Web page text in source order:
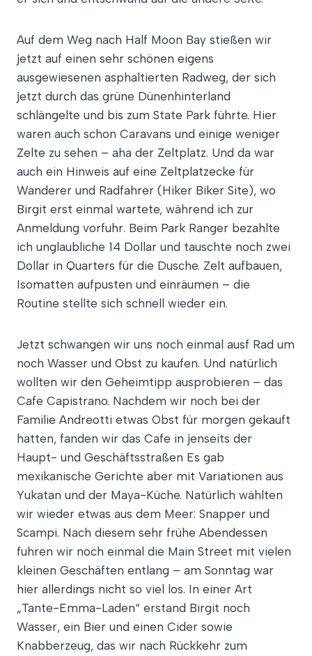
Auf dem Weg nach Half Moon Bay stießen wir
jetzt auf einen sehr schönen eigens
ausgewiesenen asphaltierten Radweg, der sich
jetzt durch das grüne Dünenhinterland
schlängelte und bis zum State Park führte. Hier
waren auch schon Caravans und einige weniger
Zelte zu sehen – aha der Zeltplatz. Und da war
auch ein Hinweis auf eine Zeltplatzecke für
Wanderer und Radfahrer (Hiker Biker Site), wo
Birgit erst einmal wartete, während ich zur
Anmeldung vorfuhr. Beim Park Ranger bezahlte
ich unglaubliche 14 Dollar und tauschte noch zwei
Dollar in Quarters für die Dusche. Zelt aufbauen,
Isomatten aufpusten und einräumen – die
Routine stellte sich schnell wieder ein.
Jetzt schwangen wir uns noch einmal ausf Rad um
noch Wasser und Obst zu kaufen. Und natürlich
wollten wir den Geheimtipp ausprobieren – das
Cafe Capistrano. Nachdem wir noch bei der
Familie Andreotti etwas Obst für morgen gekauft
hatten, fanden wir das Cafe in jenseits der
Haupt- und Geschäftsstraßen Es gab
mexikanische Gerichte aber mit Variationen aus
Yukatan und der Maya-Küche. Natürlich wählten
wir wieder etwas aus dem Meer: Snapper und
Scampi. Nach diesem sehr frühe Abendessen
fuhren wir noch einmal die Main Street mit vielen
kleinen Geschäften entlang – am Sonntag war
hier allerdings nicht so viel los. In einer Art
„Tante-Emma-Laden“ erstand Birgit noch
Wasser, ein Bier und einen Cider sowie
Knabberzeug, das wir nach Rückkehr zum